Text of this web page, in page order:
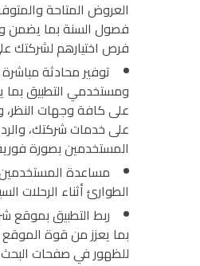
العروض المتاحة
فصول السنة بما يضمن
فرص اختيارهم لشركتك
توفير محادثة
ومستخدمي التطبيق
على كافة وجهات
على خدمات شركتك،
المستخدمين بصورة
مساعدة
الطوارئ أثناء الرحلات
ربط التطبيق بموقع
بما يعزز من قوة
للظهور في صفحات البحث